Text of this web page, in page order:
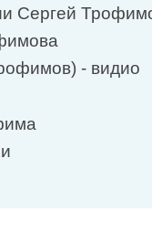
Сергей
- видио